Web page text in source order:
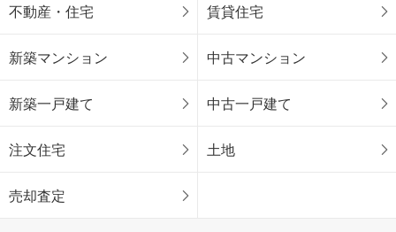
不動産・住宅 賃貸住宅
新築マンション 中古マンション
新築一戸建て 中古一戸建て
注文住宅 土地
売却査定